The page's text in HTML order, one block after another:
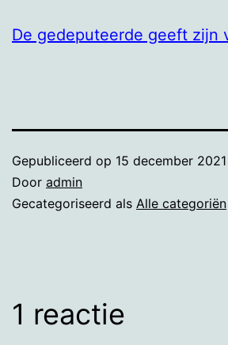
De gedeputeerde geeft zijn
Gepubliceerd op 15 december 2021
Door admin
Gecategoriseerd als Alle categoriën
1 reactie